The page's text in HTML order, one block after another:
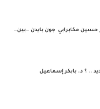
حسين مكابرابي جون بايدن …بين…
.. ؟ د. بابكر إسماعيل